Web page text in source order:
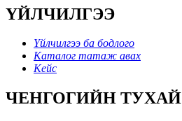
ҮЙЛЧИЛГЭЭ
Үйлчилгээ ба бодлого
Каталог татаж авах
Кейс
ЧЕНГОГИЙН ТУХАЙ